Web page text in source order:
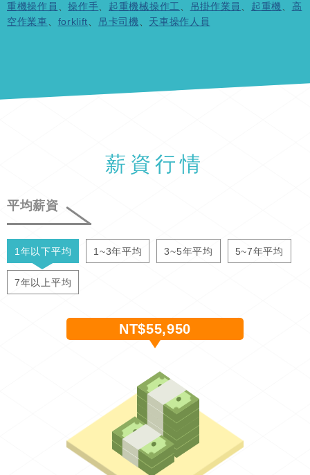
重機操作員 、操作手 起重機械操作工 吊掛作業員 起重機
高
空作業車
forklift 吊卡司機 天車操作人員
薪資行情
平均薪資
1年以下平均 1~3年平均 3~5年平均 5~7年平均
7年以上平均
NT$55,950